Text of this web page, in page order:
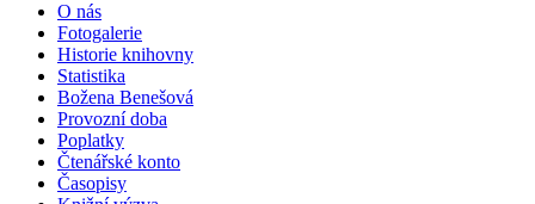
O nás
Fotogalerie
Historie knihovny
Statistika
Božena Benešová
Provozní doba
Poplatky
Čtenářské konto
Časopisy